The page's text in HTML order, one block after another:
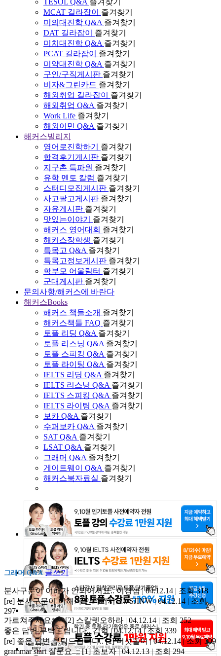
MCAT 길라잡이
즐겨찾기
미의대진학 Q&A 즐겨찾기
DAT 길라잡이
즐겨찾기
미치대진학 Q&A 즐겨찾기
PCAT 길라잡이
즐겨찾기
미약대진학 Q&A 즐겨찾기
구인/구직게시판 즐겨찾기
비자&그린카드 즐겨찾기
해외취업 길라잡이
즐겨찾기
해외취업 Q&A 즐겨찾기
Work Life 즐겨찾기
해외이민 Q&A 즐겨찾기
해커스빌리지
영어로진학하기
즐겨찾기
합격후기게시판 즐겨찾기
지구촌 특파원 즐겨찾기
유학 멘토 칼럼 즐겨찾기
스터디모집게시판 즐겨찾기
사고팔고게시판 즐겨찾기
자유게시판 즐겨찾기
맛있는이야기
즐겨찾기
해커스 영어대회 즐겨찾기
해커스장학생 즐겨찾기
특목고 Q&A 즐겨찾기
특목고정보게시판 즐겨찾기
학부모 어울림터 즐겨찾기
군대게시판 즐겨찾기
문의사항/해커스에 바란다
해커스Books
해커스 책들소개 즐겨찾기
해커스책들 FAQ 즐겨찾기
토플 리딩 Q&A 즐겨찾기
토플 리스닝 Q&A 즐겨찾기
토플 스피킹 Q&A 즐겨찾기
토플 라이팅 Q&A 즐겨찾기
IELTS 리딩 Q&A 즐겨찾기
IELTS 리스닝 Q&A 즐겨찾기
IELTS 스피킹 Q&A 즐겨찾기
IELTS 라이팅 Q&A 즐겨찾기
보카 Q&A 즐겨찾기
수퍼보카 Q&A 즐겨찾기
SAT Q&A 즐겨찾기
LSAT Q&A 즐겨찾기
그래머 Q&A 즐겨찾기
게이트웨이 Q&A 즐겨찾기
해커스북자료실 즐겨찾기
그래머 Q&A 글쓰기
분사구문이 이해가 안되어서요..이경섭 | 04.12.14 | 조회 318
[re] 분사구문이 이해가 안되어서요..SJINW | 04.12.14 | 조회
297
가르쳐주세요^*^[2] 스칼렛오하라 | 04.12.14 | 조회 252
좋은 답변 부탁드립니다..김혁 | 04.12.14 | 조회 339
[re] 좋은 답변 부탁드립니다..[1] 버섯돌이 | 04.12.14 | 조회 309
grammar start 질문요..;;[1] 초보자 | 04.12.13 | 조회 294